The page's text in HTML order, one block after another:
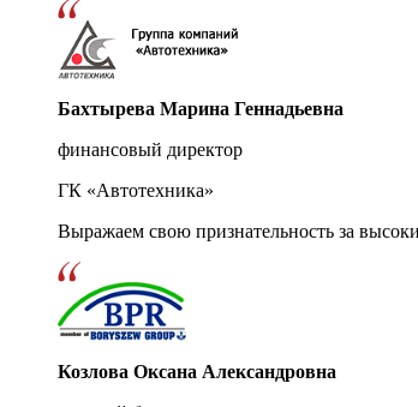
Бахтырева Марина Геннадьевна
финансовый директор
ГК «Автотехника»
Выражаем свою признательность за
Козлова Оксана Александровна